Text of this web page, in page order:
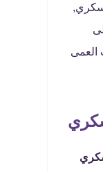
من حالات العمى